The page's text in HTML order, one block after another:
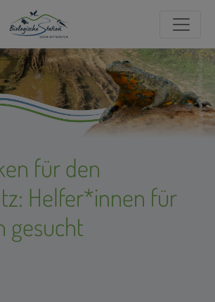
Foto: igreen/Jonathan Fieber
für den
Helfer*innen für
gesucht